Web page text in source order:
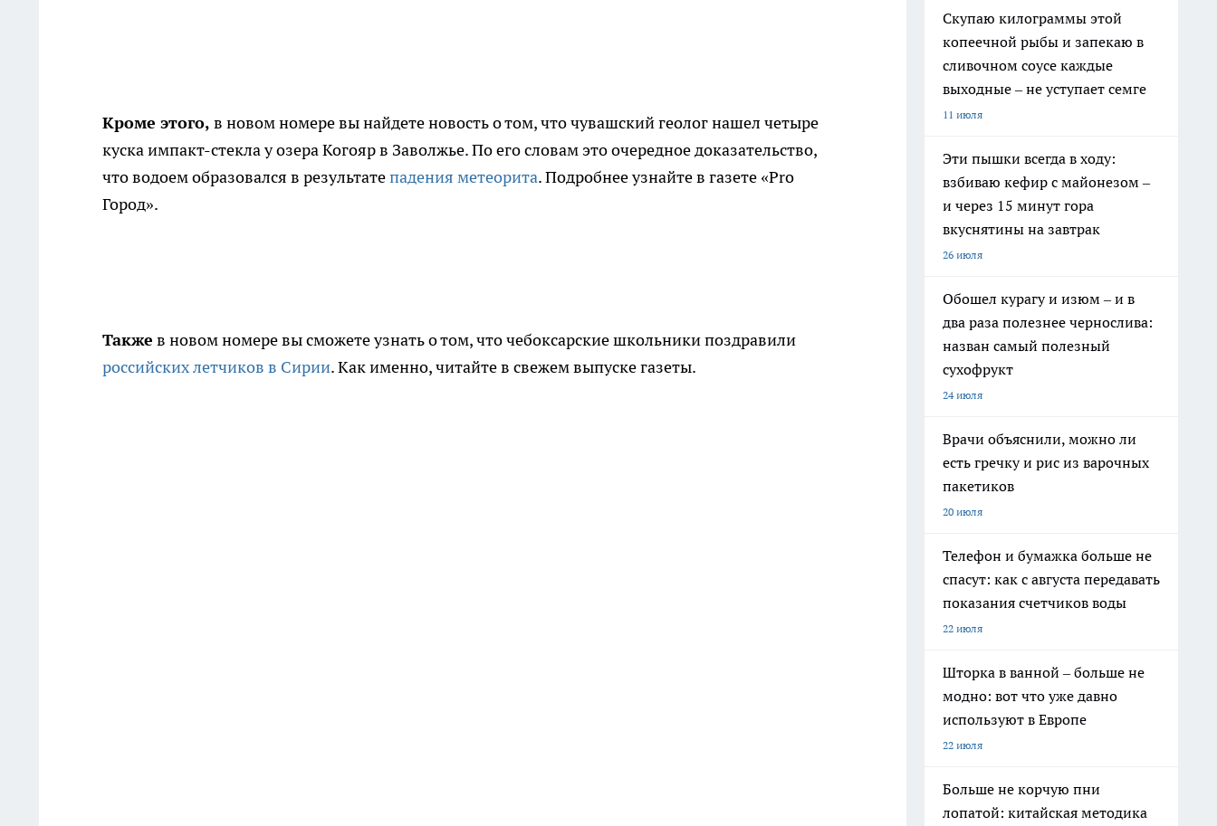
Кроме этого, в новом номере вы найдете новость о том, что чувашский геолог нашел четыре
куска импакт-стекла у озера Когояр в Заволжье. По его словам это очередное доказательство,
что водоем образовался в результатепадения метеорита. Подробнее узнайте в газете «Pro
Город».
Также в новом номере вы сможете узнать о том, что чебоксарские школьники поздравили
российских летчиков в Сирии. Как именно, читайте в свежем выпуске газеты.
Скупаю килограммы этой
копеечной рыбы и запекаю в
сливочном соусе каждые
выходные – не уступает семге
11 июля
Эти пышки всегда в ходу:
взбиваю кефир с майонезом –
и через 15 минут гора
вкуснятины на завтрак
26 июля
Обошел курагу и изюм – и в
два раза полезнее чернослива:
назван самый полезный
сухофрукт
24 июля
Врачи объяснили, можно ли
есть гречку и рис из варочных
пакетиков
20 июля
Телефон и бумажка больше не
спасут: как с августа передавать
показания счетчиков воды
22 июля
Шторка в ванной – больше не
модно: вот что уже давно
используют в Европе
22 июля
Больше не корчую пни
лопатой: китайская методика